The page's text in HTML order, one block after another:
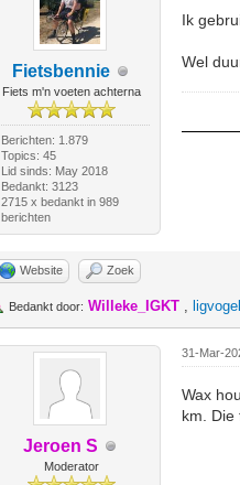
Fietsbennie
Fiets m'n voeten achterna
Berichten: 1.879
Topics: 45
Lid sinds: May 2018
Bedankt: 3123
2715 x bedankt in 989
berichten
Ik
Wel
Website Zoek
Bedankt door: Willeke_IGKT , ligvogel
Jeroen S
Moderator
31-Mar-
Wax
km. Die